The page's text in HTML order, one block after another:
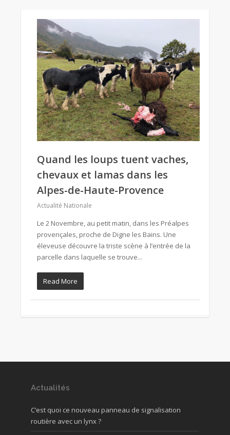
Quand les loups tuent vaches,
chevaux et lamas dans les
Alpes-de-Haute-Provence
Actualité Nationale
Le 2 Novembre, au petit matin, dans les Préalpes
provençales, proche de Digne les Bains. Une
éleveuse découvre la triste scène à l’entrée de la
parcelle dans laquelle se trouve...
Read More
Actualités
C’est quoi ce nouveau panneau de signalisation
routière avec un lynx ?